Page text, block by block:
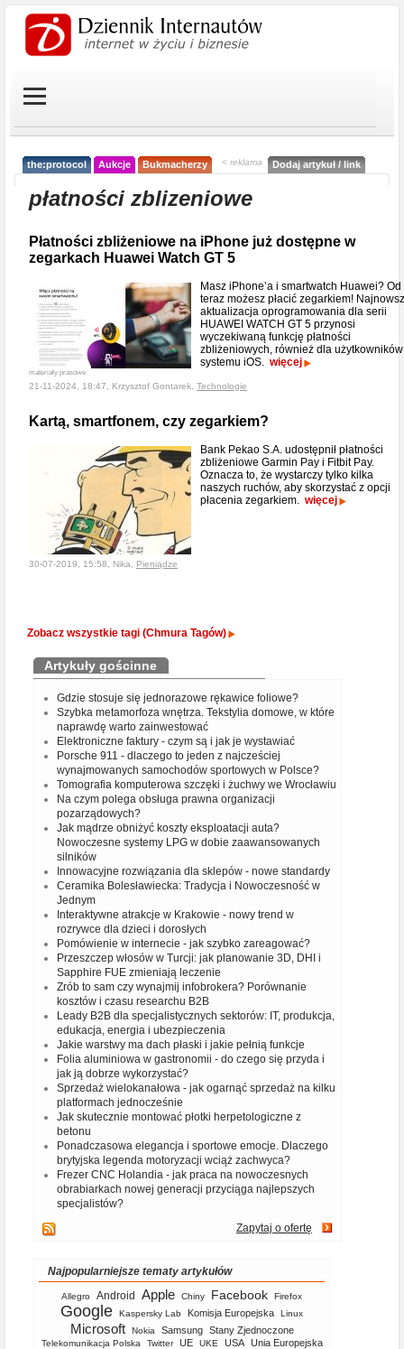
the:protocol Aukcje Bukmacherzy < reklama Dodaj artykuł / link
płatności zblizeniowe
Płatności zbliżeniowe na iPhone już dostępne w
zegarkach Huawei Watch GT 5
materiały prasowe
Masz iPhone’a i smartwatch Huawei? Od
teraz możesz płacić zegarkiem!
aktualizacja oprogramowania dla serii
HUAWEI WATCH GT 5 przynosi
wyczekiwaną funkcję płatności
zbliżeniowych, również dla użytkowników
systemu iOS. więcej
21-11-2024, 18:47, Krzysztof Gontarek, Technologie
Kartą, smartfonem, czy zegarkiem?
Bank Pekao S.A. udostępnił płatności
zbliżeniowe Garmin Pay i Fitbit Pay.
Oznacza to, że wystarczy tylko kilka
naszych ruchów, aby skorzystać z opcji
płacenia zegarkiem. więcej
30-07-2019, 15:58, Nika, Pieniądze
Zobacz wszystkie tagi (Chmura Tagów)
Artykuły gościnne
Gdzie stosuje się jednorazowe rękawice foliowe?
Szybka metamorfoza wnętrza. Tekstylia domowe, w które
naprawdę warto zainwestować
Elektroniczne faktury - czym są i jak je wystawiać
Porsche 911 - dlaczego to jeden z najcześciej
wynajmowanych samochodów sportowych w Polsce?
Tomografia komputerowa szczęki i żuchwy we Wrocławiu
Na czym polega obsługa prawna organizacji
pozarządowych?
Jak mądrze obniżyć koszty eksploatacji auta?
Nowoczesne systemy LPG w dobie zaawansowanych
silników
Innowacyjne rozwiązania dla sklepów - nowe standardy
Ceramika Bolesławiecka: Tradycja i Nowoczesność w
Jednym
Interaktywne atrakcje w Krakowie - nowy trend w
rozrywce dla dzieci i dorosłych
Pomówienie w internecie - jak szybko zareagować?
Przeszczep włosów w Turcji: jak planowanie 3D, DHI i
Sapphire FUE zmieniają leczenie
Zrób to sam czy wynajmij infobrokera? Porównanie
kosztów i czasu researchu B2B
Leady B2B dla specjalistycznych sektorów: IT, produkcja,
edukacja, energia i ubezpieczenia
Jakie warstwy ma dach płaski i jakie pełnią funkcje
Folia aluminiowa w gastronomii - do czego się przyda i
jak ją dobrze wykorzystać?
Sprzedaż wielokanałowa - jak ogarnąć sprzedaż na kilku
platformach jednocześnie
Jak skutecznie montować płotki herpetologiczne z
betonu
Ponadczasowa elegancja i sportowe emocje. Dlaczego
brytyjska legenda motoryzacji wciąż zachwyca?
Frezer CNC Holandia - jak praca na nowoczesnych
obrabiarkach nowej generacji przyciąga najlepszych
specjalistów?
Zapytaj o ofertę
Najpopularniejsze tematy artykułów
Allegro Android Apple Chiny Facebook Firefox
Google Kaspersky Lab Komisja Europejska Linux
Microsoft Nokia Samsung Stany Zjednoczone
Telekomunikacja Polska Twitter UE UKE USA Unia Europejska